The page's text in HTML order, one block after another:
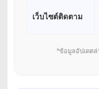
เว็บไซต์ติดตาม
*ข้อมูลอัปเดต